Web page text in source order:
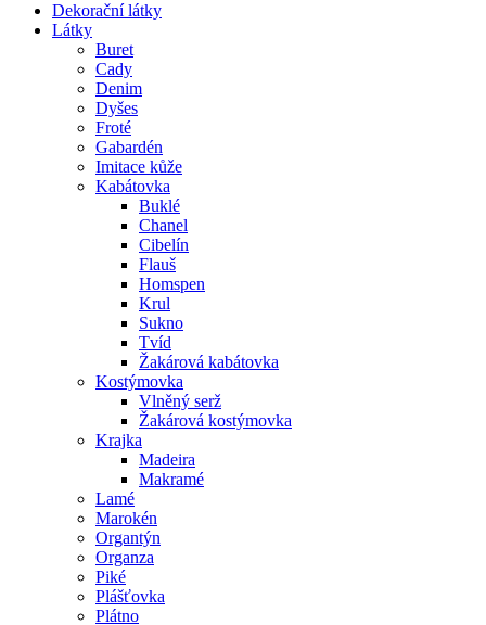
Dekorační látky
Látky
Buret
Cady
Denim
Dyšes
Froté
Gabardén
Imitace kůže
Kabátovka
Buklé
Chanel
Cibelín
Flauš
Homspen
Krul
Sukno
Tvíd
Žakárová kabátovka
Kostýmovka
Vlněný serž
Žakárová kostýmovka
Krajka
Madeira
Makramé
Lamé
Marokén
Organtýn
Organza
Piké
Plášťovka
Plátno